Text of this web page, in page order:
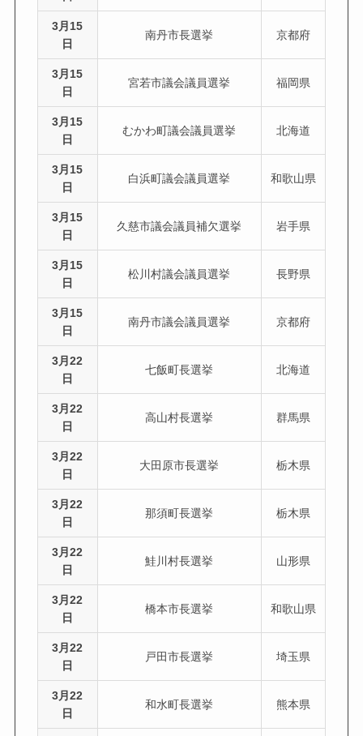
3月15
日
南丹市長選挙 京都府
3月15
日
宮若市議会議員選挙 福岡県
3月15
日
むかわ町議会議員選挙 北海道
3月15
日
白浜町議会議員選挙 和歌山県
3月15
日
久慈市議会議員補欠選挙 岩手県
3月15
日
松川村議会議員選挙 長野県
3月15
日
南丹市議会議員選挙 京都府
3月22
日
七飯町長選挙 北海道
3月22
日
高山村長選挙 群馬県
3月22
日
大田原市長選挙 栃木県
3月22
日
那須町長選挙 栃木県
3月22
日
鮭川村長選挙 山形県
3月22
日
橋本市長選挙 和歌山県
3月22
日
戸田市長選挙 埼玉県
3月22
日
和水町長選挙 熊本県